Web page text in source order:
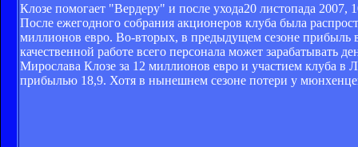
Клозе помогает "Вердеру" и после ухода20 листопада 2007,
После ежегодного собрания акционеров клуба была
миллионов евро. Во-вторых, в предыдущем сезоне прибыль
качественной работе всего персонала может зарабатывать
Мирослава Клозе за 12 миллионов евро и участием клуба
прибылью 18,9. Хотя в нынешнем сезоне потери у